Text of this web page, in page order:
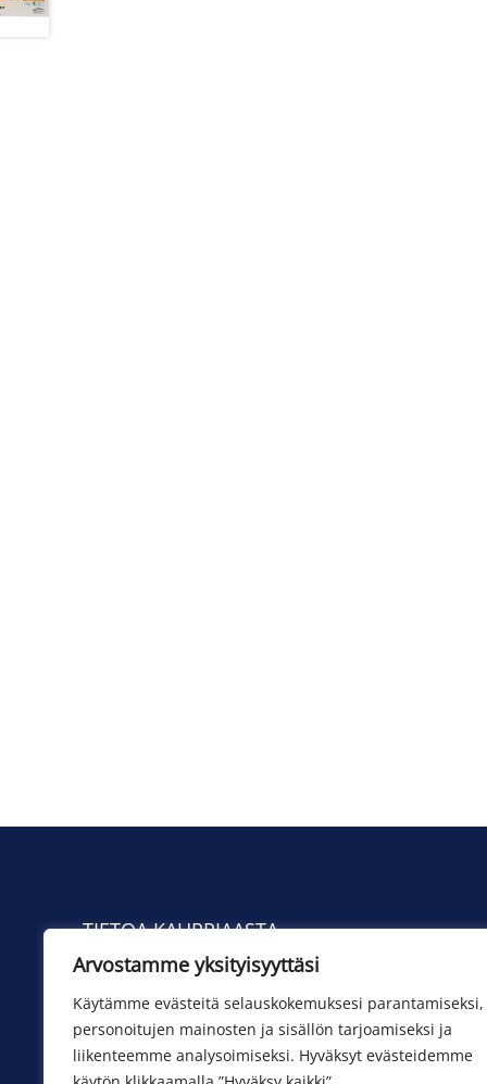
Arvostamme yksityisyyttäsi
Käytämme evästeitä selauskokemuksesi parantamiseksi,
personoitujen mainosten ja sisällön tarjoamiseksi ja
liikenteemme analysoimiseksi. Hyväksyt evästeidemme
TIETOA KAUPPIAASTA
Yhteystiedot
Toimituskulut